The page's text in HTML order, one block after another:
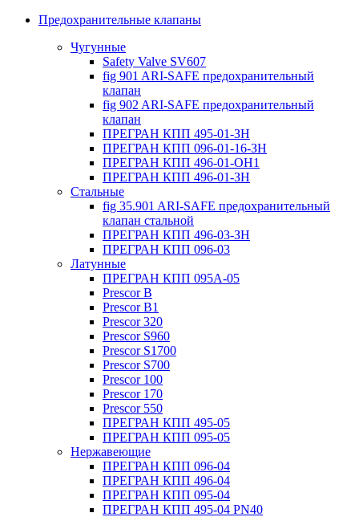
Предохранительные клапаны
Чугунные
Safety Valve SV607
fig 901 ARI-SAFE предохранительный
клапан
fig 902 ARI-SAFE предохранительный
клапан
ПРЕГРАН КПП 495-01-ЗН
ПРЕГРАН КПП 096-01-16-ЗН
ПРЕГРАН КПП 496-01-ОН1
ПРЕГРАН КПП 496-01-ЗН
Стальные
fig 35.901 ARI-SAFE предохранительный
клапан стальной
ПРЕГРАН КПП 496-03-ЗН
ПРЕГРАН КПП 096-03
Латунные
ПРЕГРАН КПП 095А-05
Prescor B
Prescor B1
Prescor 320
Prescor S960
Prescor S1700
Prescor S700
Prescor 100
Prescor 170
Prescor 550
ПРЕГРАН КПП 495-05
ПРЕГРАН КПП 095-05
Нержавеющие
ПРЕГРАН КПП 096-04
ПРЕГРАН КПП 496-04
ПРЕГРАН КПП 095-04
ПРЕГРАН КПП 495-04 PN40